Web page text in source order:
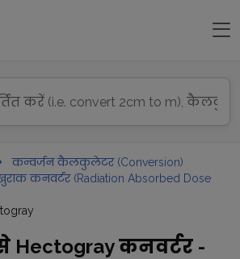
कन्वर्जन कैलकुलेटर (Conversion)
कनवर्टर (Radiation Absorbed Dose
Hectogray कनवर्टर -